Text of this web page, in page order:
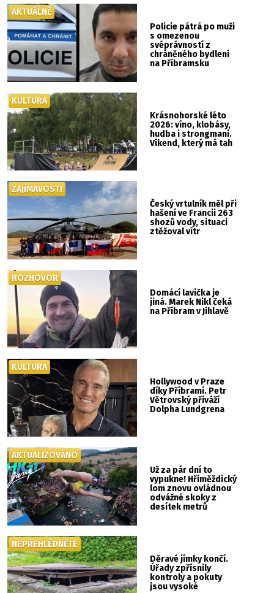
Policie pátrá po muži
s omezenou
svéprávností z
chráněného bydlení
na Příbramsku
AKTUÁLNĚ
Krásnohorské léto
2026: víno, klobásy,
hudba i strongmani.
Víkend, který má tah
KULTURA
Český vrtulník měl při
hašení ve Francii 263
shozů vody, situaci
ztěžoval vítr
ZAJÍMAVOSTI
Domácí lavička je
jiná. Marek Nikl čeká
na Příbram v Jihlavě
ROZHOVOR
Hollywood v Praze
díky Příbrami. Petr
Větrovský přiváží
Dolpha Lundgrena
KULTURA
Už za pár dní to
vypukne! Hřiměždický
lom znovu ovládnou
odvážné skoky z
desítek metrů
AKTUALIZOVÁNO
Děravé jímky končí.
Úřady zpřísnily
kontroly a pokuty
jsou vysoké
NEPŘEHLÉDNĚTE